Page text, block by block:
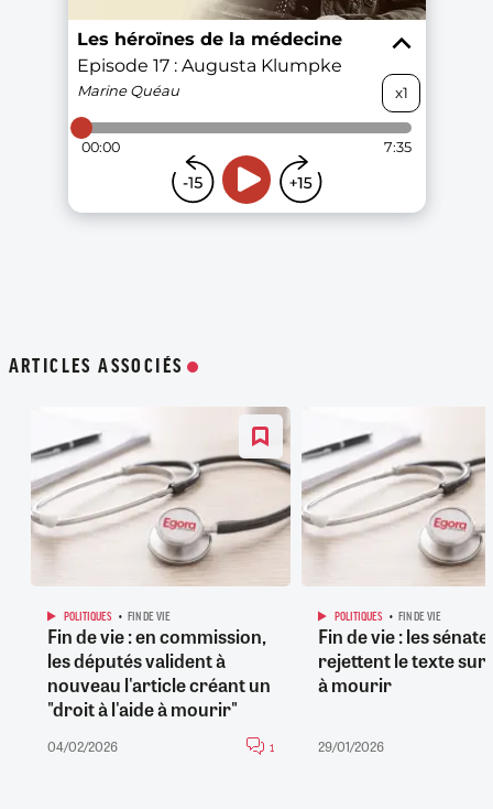
ARTICLES ASSOCIÉS
POLITIQUES FIN DE VIE
Fin de vie : en commission,
les députés valident à
nouveau l'article créant un
"droit à l'aide à mourir"
04/02/2026 1
POLITIQUES FIN DE VIE
Fin de vie : les
rejettent le texte sur
à mourir
29/01/2026